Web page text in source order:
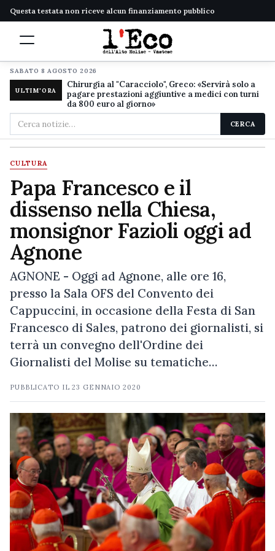
Questa testata non riceve alcun finanziamento pubblico
SABATO 8 AGOSTO 2026
ULTIM'ORA
Chirurgia al "Caracciolo", Greco: «Servirà solo a
pagare prestazioni aggiuntive a medici con turni
da 800 euro al giorno»
Cerca
nel
sito
CERCA
CULTURA
Papa Francesco e il
dissenso nella Chiesa,
monsignor Fazioli oggi ad
Agnone
AGNONE - Oggi ad Agnone, alle ore 16,
presso la Sala OFS del Convento dei
Cappuccini, in occasione della Festa di San
Francesco di Sales, patrono dei giornalisti, si
terrà un convegno dell'Ordine dei
Giornalisti del Molise su tematiche…
PUBBLICATO IL23 GENNAIO 2020